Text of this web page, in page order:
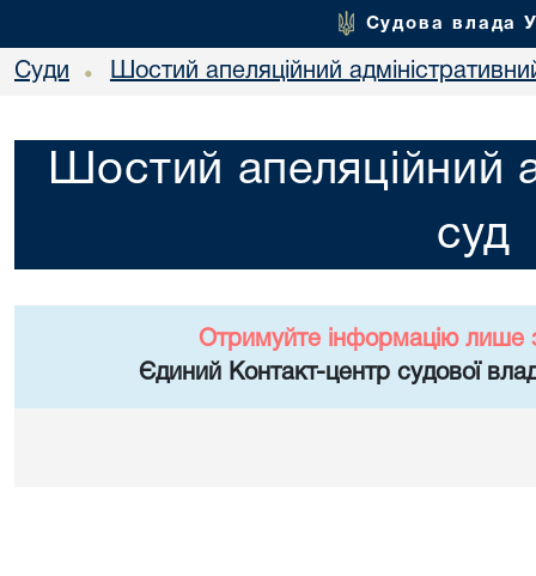
Судова влада
Суди • Шостий апеляційний
Шостий апеляційний
суд
Отримуйте інформацію лише
Єдиний Контакт-центр судової